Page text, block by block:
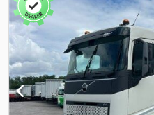
buldózer 2007-es év 13000
Acezrfxyjdekr Súlya 20430 kg
900 cm szélessége 300 cm
csoroszlya Bulldózer Műszaki